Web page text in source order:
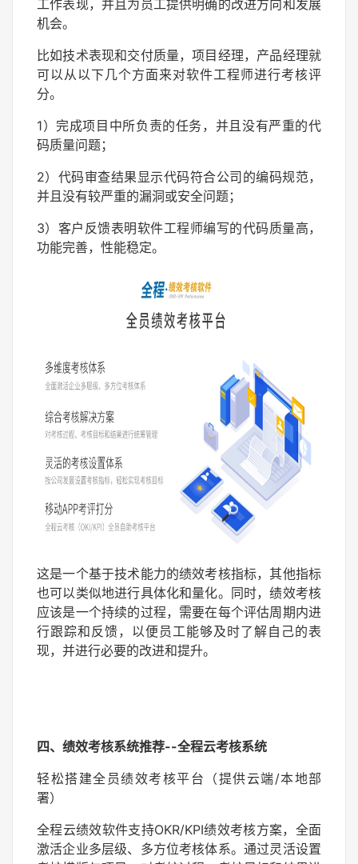
工作表现，并且为员工提供明确的改进方向和发展
机会。
比如技术表现和交付质量，项目经理，产品经理就
可以从以下几个方面来对软件工程师进行考核评
分。
1）完成项目中所负责的任务，并且没有严重的代
码质量问题；
2）代码审查结果显示代码符合公司的编码规范，
并且没有较严重的漏洞或安全问题；
3）客户反馈表明软件工程师编写的代码质量高，
功能完善，性能稳定。
这是一个基于技术能力的绩效考核指标，其他指标
也可以类似地进行具体化和量化。同时，绩效考核
应该是一个持续的过程，需要在每个评估周期内进
行跟踪和反馈，以便员工能够及时了解自己的表
现，并进行必要的改进和提升。
四、绩效考核系统推荐--全程云考核系统
轻松搭建全员绩效考核平台（提供云端/本地部
署）
全程云绩效软件支持OKR/KPI绩效考核方案，全面
激活企业多层级、多方位考核体系。通过灵活设置